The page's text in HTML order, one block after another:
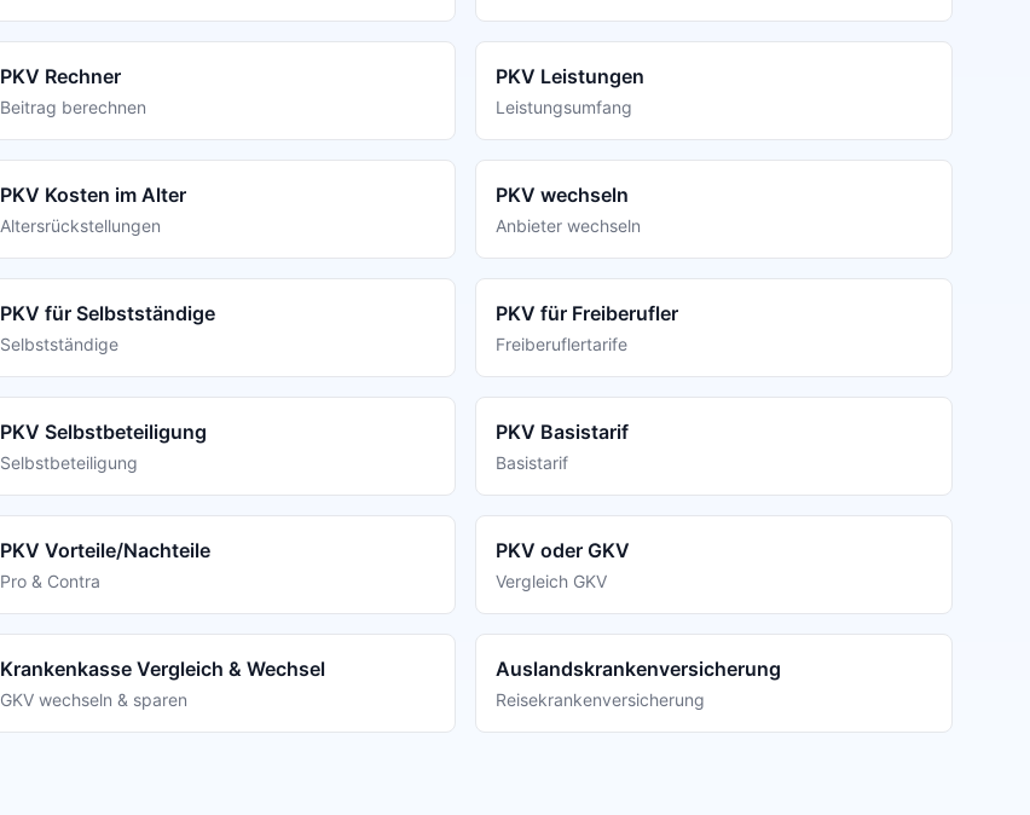
PKV Rechner
Beitrag berechnen
PKV Leistungen
Leistungsumfang
PKV Kosten im Alter
Altersrückstellungen
PKV wechseln
Anbieter wechseln
PKV für Selbstständige
Selbstständige
PKV für Freiberufler
Freiberuflertarife
PKV Selbstbeteiligung
Selbstbeteiligung
PKV Basistarif
Basistarif
PKV Vorteile/Nachteile
Pro & Contra
PKV oder GKV
Vergleich GKV
Krankenkasse Vergleich & Wechsel
GKV wechseln & sparen
Auslandskrankenversicherung
Reisekrankenversicherung